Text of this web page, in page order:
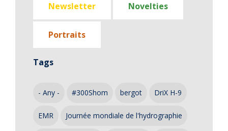
Newsletter Novelties
Portraits
Tags
- Any - #300Shom bergot DriX H-9
EMR Journée mondiale de l'hydrographie